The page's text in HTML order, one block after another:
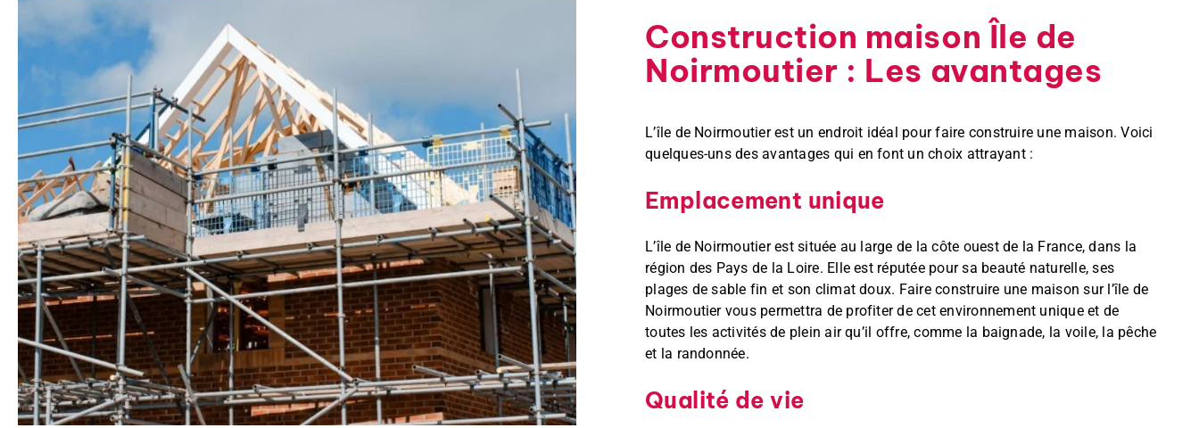
Construction maison Île de
Noirmoutier : Les avantages
L’île de Noirmoutier est un endroit idéal pour faire construire une maison. Voici
quelques-uns des avantages qui en font un choix attrayant :
Emplacement unique
L’île de Noirmoutier est située au large de la côte ouest de la France, dans la
région des Pays de la Loire. Elle est réputée pour sa beauté naturelle, ses
plages de sable fin et son climat doux. Faire construire une maison sur l’île de
Noirmoutier vous permettra de profiter de cet environnement unique et de
toutes les activités de plein air qu’il offre, comme la baignade, la voile, la pêche
et la randonnée.
Qualité de vie